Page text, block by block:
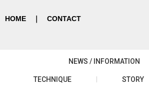
HOME CONTACT
NEWS / INFORMATION
TECHNIQUE STORY